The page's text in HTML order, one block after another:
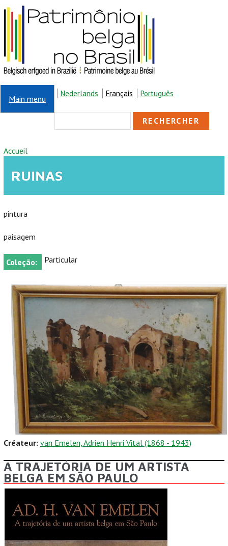
Aller au contenu principal
Main menu
Nederlands Français Português
FORMULAIRE DE
RECHERCHE
VOUS ÊTES ICI
Accueil
RUINAS
pintura
paisagem
Coleção: Particular
Créateur: van Emelen, Adrien Henri Vital (1868 - 1943)
A TRAJETÓRIA DE UM ARTISTA
BELGA EM SÃO PAULO